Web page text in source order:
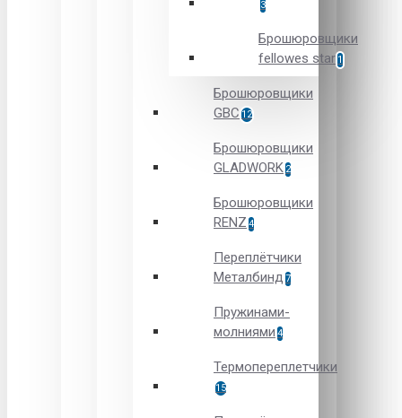
3
Брошюровщики
fellowes star 1
Брошюровщики
GBC 12
Брошюровщики
GLADWORK 2
Брошюровщики
RENZ 4
Переплётчики
Металбинд 7
Пружинами-
молниями 4
Термопереплетчики
15